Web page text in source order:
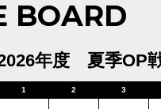
BOARD
年度 夏季OP
1 2 3